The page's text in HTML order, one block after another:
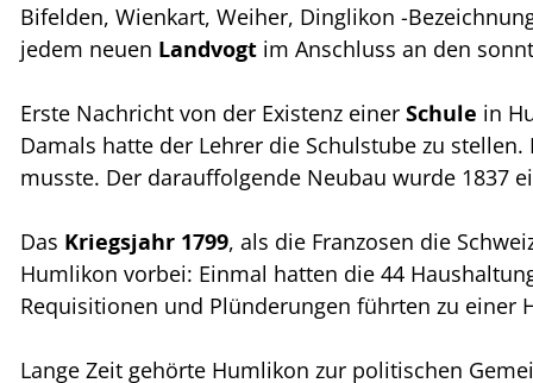
Bifelden, Wienkart, Weiher, Dinglikon -
jedem neuen Landvogt im Anschluss an den
Erste Nachricht von der Existenz einer Schule in
Damals hatte der Lehrer die Schulstube zu
musste. Der darauffolgende Neubau wurde 1837
Das Kriegsjahr 1799, als die Franzosen die
Humlikon vorbei: Einmal hatten die 44
Requisitionen und Plünderungen führten zu einer
Lange Zeit gehörte Humlikon zur politischen